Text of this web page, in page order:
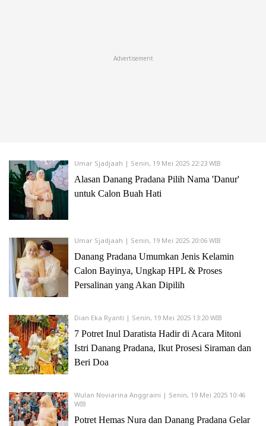
Advertisement
Umar Sjadjaah | Senin, 19 Mei 2025 22:23 WIB
Alasan Danang Pradana Pilih Nama 'Danur'
untuk Calon Buah Hati
Umar Sjadjaah | Senin, 19 Mei 2025 20:06 WIB
Danang Pradana Umumkan Jenis Kelamin
Calon Bayinya, Ungkap HPL & Proses
Persalinan yang Akan Dipilih
Dian Eka Ryanti | Senin, 19 Mei 2025 13:20 WIB
7 Potret Inul Daratista Hadir di Acara Mitoni
Istri Danang Pradana, Ikut Prosesi Siraman dan
Beri Doa
Wulan Noviarina Anggraini | Senin, 19 Mei 2025 10:46
WIB
Potret Hemas Nura dan Danang Pradana Gelar